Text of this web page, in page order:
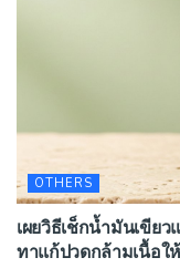
OTHERS
เผยวิธีเช็กน้ำมันเขีย
ทาแก้ปวดกล้ามเนื้อ